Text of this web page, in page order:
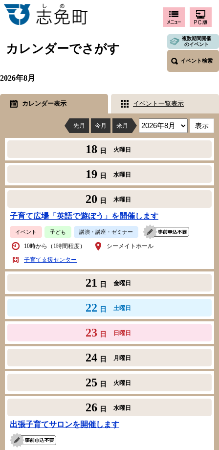
カレンダーでさがす
複数期間開催
のイベント
イベント検索
2026年8月
カレンダー表示 イベント一覧表示
先月 今月 来月
18 日 火曜日
19 日 水曜日
20 日 木曜日
子育て広場「英語で遊ぼう」を開催します
イベント 子ども 講演・講座・ゼミナー
10時から（1時間程度）
シーメイトホール
子育て支援センター
21 日 金曜日
22 日 土曜日
23 日 日曜日
24 日 月曜日
25 日 火曜日
26 日 水曜日
出張子育てサロンを開催します